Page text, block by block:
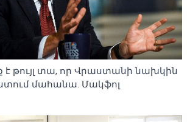
թույլ տա, որ Վրաստանի նախկին
մահանա. Մակֆոլ